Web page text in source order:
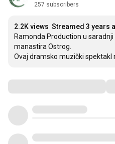
257 subscribers
2.2K views Streamed 3 years
Ramonda Production u
manastira Ostrog.
Ovaj dramsko muzički spektakl